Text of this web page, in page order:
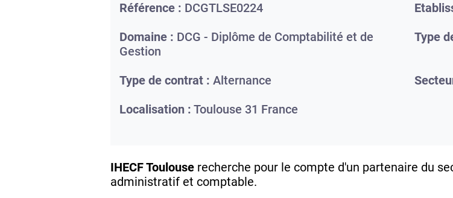
Référence : DCGTLSE0224
Domaine : DCG - Diplôme de Comptabilité et de
Gestion
Type
Type de contrat : Alternance
Localisation : Toulouse 31 France
IHECF Toulouse recherche pour le compte d'un partenaire du
administratif et comptable.